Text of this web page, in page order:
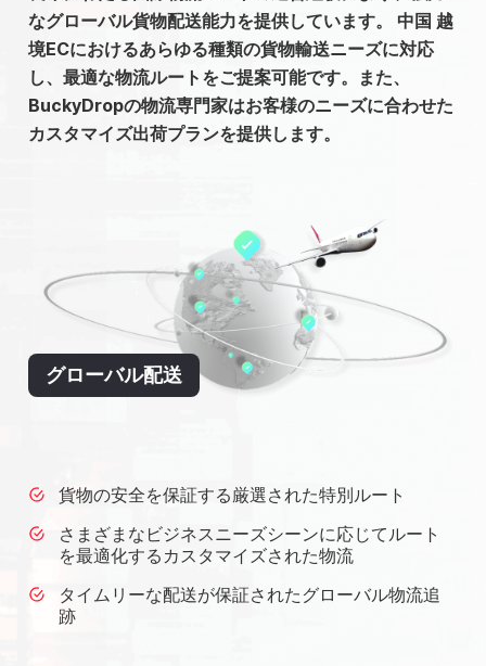
なグローバル貨物配送能力を提供しています。 中国 越
境ECにおけるあらゆる種類の貨物輸送ニーズに対応
し、最適な物流ルートをご提案可能です。また、
BuckyDropの物流専門家はお客様のニーズに合わせた
カスタマイズ出荷プランを提供します。
グローバル配送
貨物の安全を保証する厳選された特別ルート
さまざまなビジネスニーズシーンに応じてルート
を最適化するカスタマイズされた物流
タイムリーな配送が保証されたグローバル物流追
跡